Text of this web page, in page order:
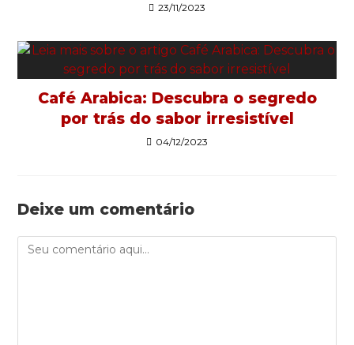
23/11/2023
Café Arabica: Descubra o segredo
por trás do sabor irresistível
04/12/2023
Deixe um comentário